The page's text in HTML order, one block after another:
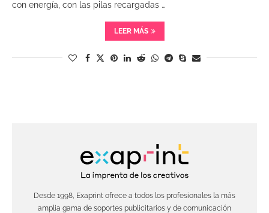
con energía, con las pilas recargadas …
LEER MÁS
Desde 1998, Exaprint ofrece a todos los profesionales la más
amplia gama de soportes publicitarios y de comunicación